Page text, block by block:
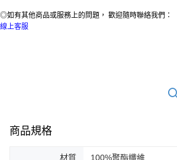
◎如有其他商品或服務上的問題， 歡迎隨時聯絡我們：
線上客服
商品規格
材質 100%聚酯纖維